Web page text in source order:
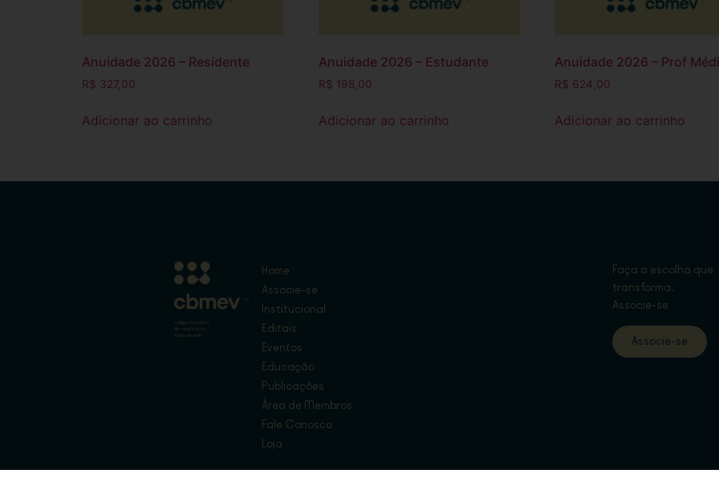
Anuidade 2026 – Residente
R$ 327,00
Adicionar ao carrinho
Anuidade 2026 – Estudante
R$ 198,00
Adicionar ao carrinho
Anuidade 2026 – Prof
R$ 624,00
Adicionar ao carrinho
Home
Associe-se
Institucional
Editais
Eventos
Educação
Publicações
Área de Membros
Fale Conosco
Loja
Faça a escolha que
transforma,
Associe-se
Associe-se